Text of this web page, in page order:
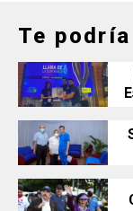
Te